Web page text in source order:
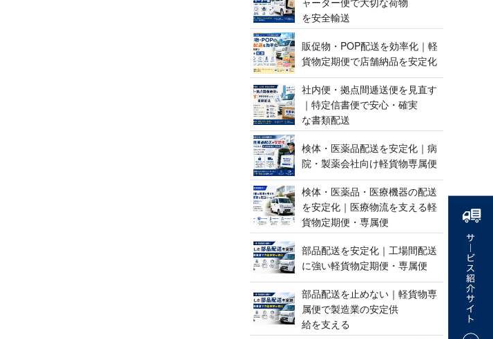
を 安 全 輸 送
販促物・POP配送を効率化｜軽
貨物定期便で店舗納品 を 安 定 化
社内便・拠点間逓送便を見直す
｜特定信書便で安心・確実
な 書 類 配 送
検体・医薬品配送を安定化｜病
院・製薬会社向け軽貨 物 専 属 便
検体・医薬品・医療機器の配送
を安定化｜医療物流を支える軽
貨物定期便 ・ 専 属 便
部品配送を安定化｜工場間配送
に強い軽貨物定期便 ・ 専 属 便
部品配送を止めない｜軽貨物専
属便で製造業の安定供
給 を 支 え る